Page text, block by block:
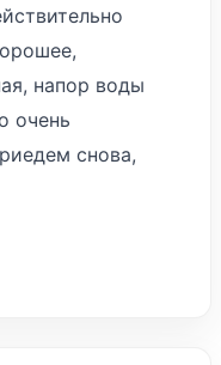
напор воды
очень
снова,